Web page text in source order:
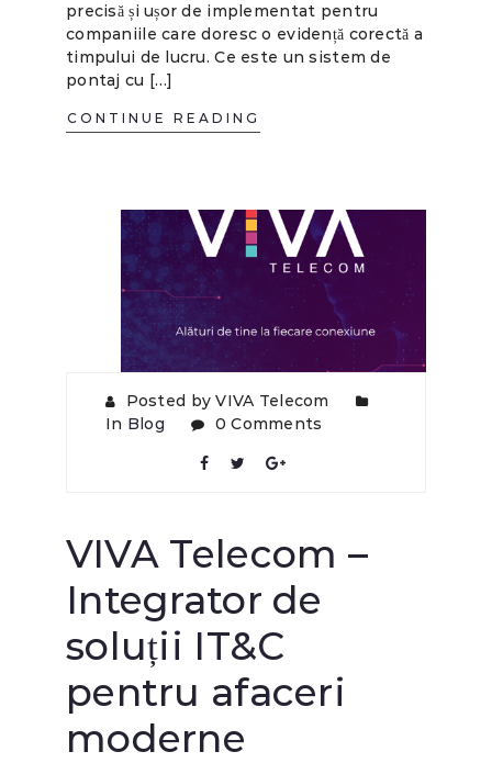
precisă și ușor de implementat pentru
companiile care doresc o evidență corectă a
timpului de lucru. Ce este un sistem de
pontaj cu […]
CONTINUE READING
Posted by VIVA Telecom
In Blog 0 Comments
VIVA Telecom –
Integrator de
soluții IT&C
pentru afaceri
moderne